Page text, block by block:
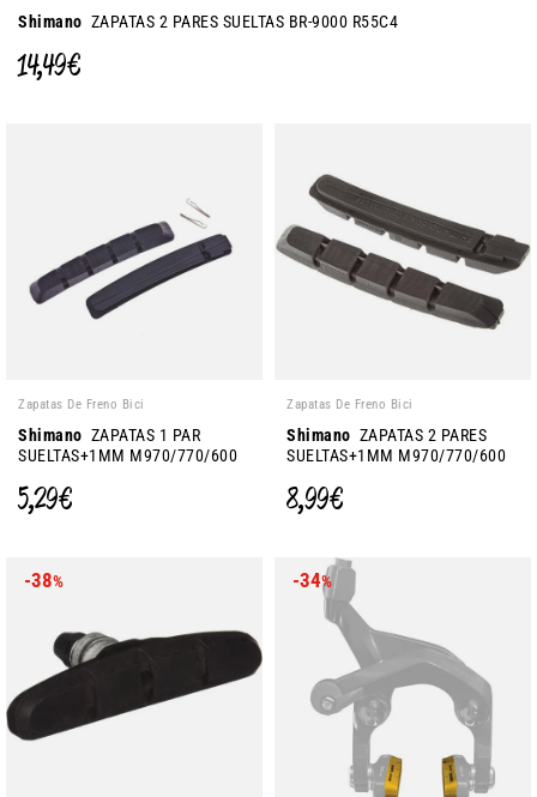
Shimano ZAPATAS 2 PARES SUELTAS BR-9000 R55C4
14,49 €
Zapatas De Freno Bici
Shimano ZAPATAS 1 PAR
SUELTAS+1MM M970/770/600
5,29 €
Zapatas De Freno Bici
Shimano ZAPATAS 2 PARES
SUELTAS+1MM M970/770/600
8,99 €
-38% -34%